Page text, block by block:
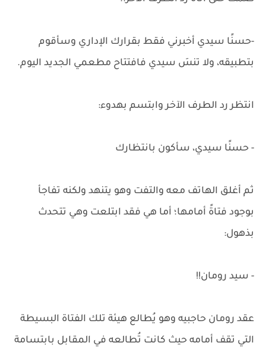
-حسنًا سيدي أخبرني فقط بقرارك الإداري وسأقوم
بتطبيقه، ولا تنسَ سيدي فافتتاح مطعمي الجديد اليوم.
انتظر رد الطرف الآخر وابتسم بهدوء:
- حسنًا سيدي، سأكون بانتظارك
ثم أغلق الهاتف معه والتفت وهو يتنهد ولكنه تفاجأ
بوجود فتاةً أمامها؛ أما هي فقد ابتلعت وهي تتحدث
بذهول:
- سيد رومان!!
عقد رومان حاجبيه وهو يُطالع هيئة تلك الفتاة البسيطة
التي تقف أمامه حيث كانت تُطالعه في المقابل بابتسامة